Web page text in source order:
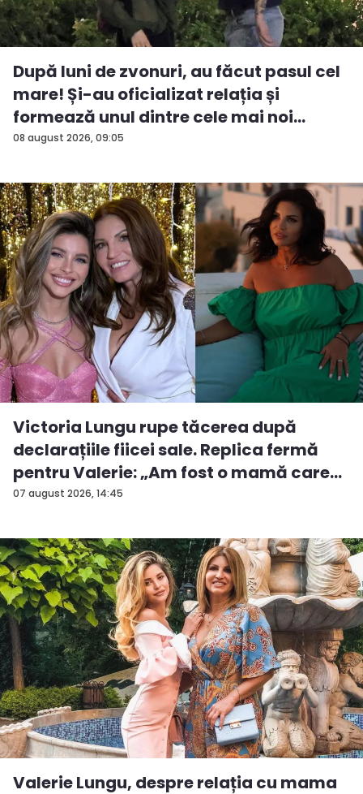
08 august 2026, 09:05
După luni de zvonuri, au făcut pasul cel
mare! Și-au oficializat relația și
formează unul dintre cele mai noi
cuplu...
07 august 2026, 14:45
Victoria Lungu rupe tăcerea după
declarațiile fiicei sale. Replica fermă
pentru Valerie: „Am fost o mamă care
a...
Valerie Lungu, despre relația cu mama